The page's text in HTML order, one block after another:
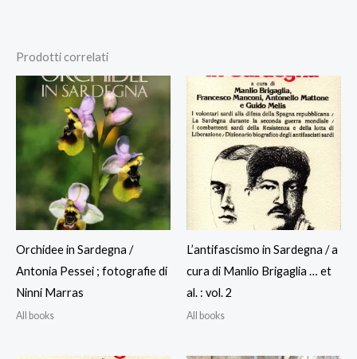
Prodotti correlati
Orchidee in Sardegna /
Antonia Pessei ; fotografie di
Ninni Marras
All books
L’antifascismo in Sardegna / a
cura di Manlio Brigaglia … et
al. : vol. 2
All books